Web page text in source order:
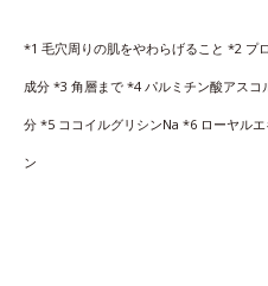
*1 毛穴周りの肌をやわらげること *2 プ
成分 *3 角層まで *4 パルミチン酸アス
分 *5 ココイルグリシンNa *6 ローヤル
ン